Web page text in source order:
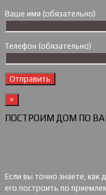
Ваше имя (обязательно)
Телефон (обязательно)
×
ПОСТРОИМ ДОМ ПО
Если вы точно знаете,
его построить по